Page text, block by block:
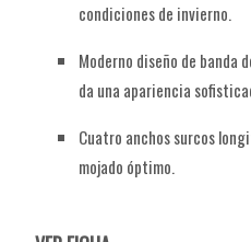
condiciones de invierno.
Moderno diseño de banda
da una apariencia
Cuatro anchos surcos
mojado óptimo.